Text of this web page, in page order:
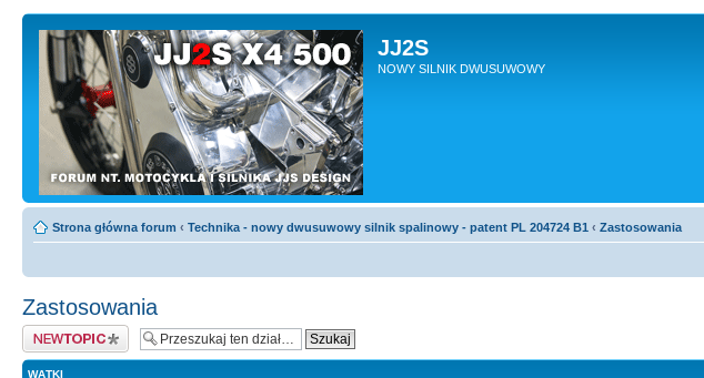
JJ2S
NOWY SILNIK DWUSUWOWY
Strona główna forum ‹ Technika - nowy dwusuwowy silnik spalinowy - patent PL 204724 B1 ‹ Zastosowania
Zastosowania
Napisz wątek
WĄTKI